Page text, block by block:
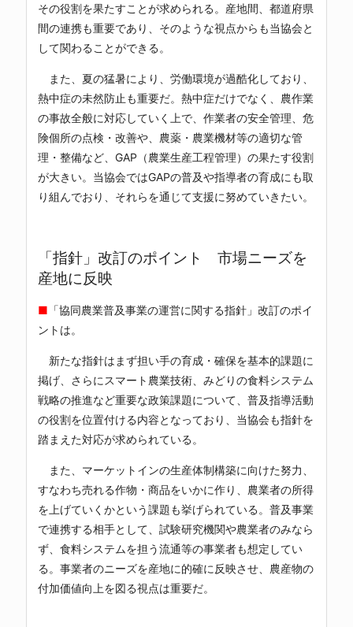
その役割を果たすことが求められる。産地間、都道府県
間の連携も重要であり、そのような視点からも当協会と
して関わることができる。
また、夏の猛暑により、労働環境が過酷化しており、
熱中症の未然防止も重要だ。熱中症だけでなく、農作業
の事故全般に対応していく上で、作業者の安全管理、危
険個所の点検・改善や、農薬・農業機材等の適切な管
理・整備など、GAP（農業生産工程管理）の果たす役割
が大きい。当協会ではGAPの普及や指導者の育成にも取
り組んでおり、それらを通じて支援に努めていきたい。
「指針」改訂のポイント 市場ニーズを
産地に反映
■ 「協同農業普及事業の運営に関する指針」改訂のポイ
ントは。
新たな指針はまず担い手の育成・確保を基本的課題に
掲げ、さらにスマート農業技術、みどりの食料システム
戦略の推進など重要な政策課題について、普及指導活動
の役割を位置付ける内容となっており、当協会も指針を
踏まえた対応が求められている。
また、マーケットインの生産体制構築に向けた努力、
すなわち売れる作物・商品をいかに作り、農業者の所得
を上げていくかという課題も挙げられている。普及事業
で連携する相手として、試験研究機関や農業者のみなら
ず、食料システムを担う流通等の事業者も想定してい
る。事業者のニーズを産地に的確に反映させ、農産物の
付加価値向上を図る視点は重要だ。